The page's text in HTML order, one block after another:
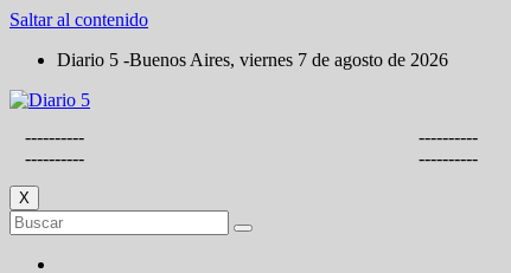
Saltar al contenido
Diario 5 -Buenos Aires, viernes 7 de agosto de 2026
----------
----------
----------
----------
X